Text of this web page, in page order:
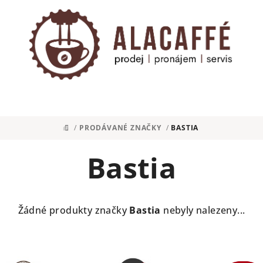
DOMŮ
/ PRODÁVANÉ ZNAČKY / BASTIA
Bastia
Žádné produkty značkyBastia nebyly nalezeny...